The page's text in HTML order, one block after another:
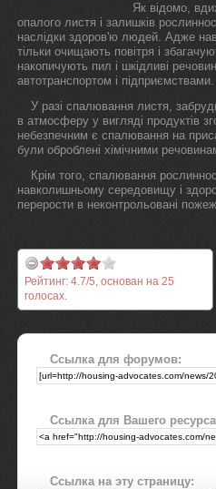
Як відомо,
опалого листя і залишків
наслідки здоров'ю людей. Адже
тільки очищають повітря і
накопичують пил і шкідливі
автотранспортом і підприємствами.
У разі спалювання листя,
в атмосферу у вигляді продуктів
небезпечним є спалювання на
були оброблені хімічними
Крім того, спалювання
навколишньому середовищу і
перерости в неконтрольовані
Рейтинг: 4.7/5, основан на 25
голосах.
Ссылка для форумов:
Ссылка для Вашего
Ссылка на эту страницу: